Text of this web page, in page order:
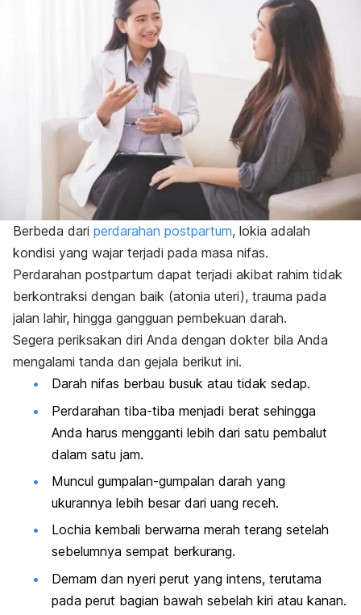
Berbeda dari perdarahan postpartum, lokia adalah
kondisi yang wajar terjadi pada masa nifas.
Perdarahan postpartum dapat terjadi akibat rahim tidak
berkontraksi dengan baik (atonia uteri), trauma pada
jalan lahir, hingga gangguan pembekuan darah.
Segera periksakan diri Anda dengan dokter bila Anda
mengalami tanda dan gejala berikut ini.
Darah nifas berbau busuk atau tidak sedap.
Perdarahan tiba-tiba menjadi berat sehingga
Anda harus mengganti lebih dari satu pembalut
dalam satu jam.
Muncul gumpalan-gumpalan darah yang
ukurannya lebih besar dari uang receh.
Lochia kembali berwarna merah terang setelah
sebelumnya sempat berkurang.
Demam dan nyeri perut yang intens, terutama
pada perut bagian bawah sebelah kiri atau kanan.